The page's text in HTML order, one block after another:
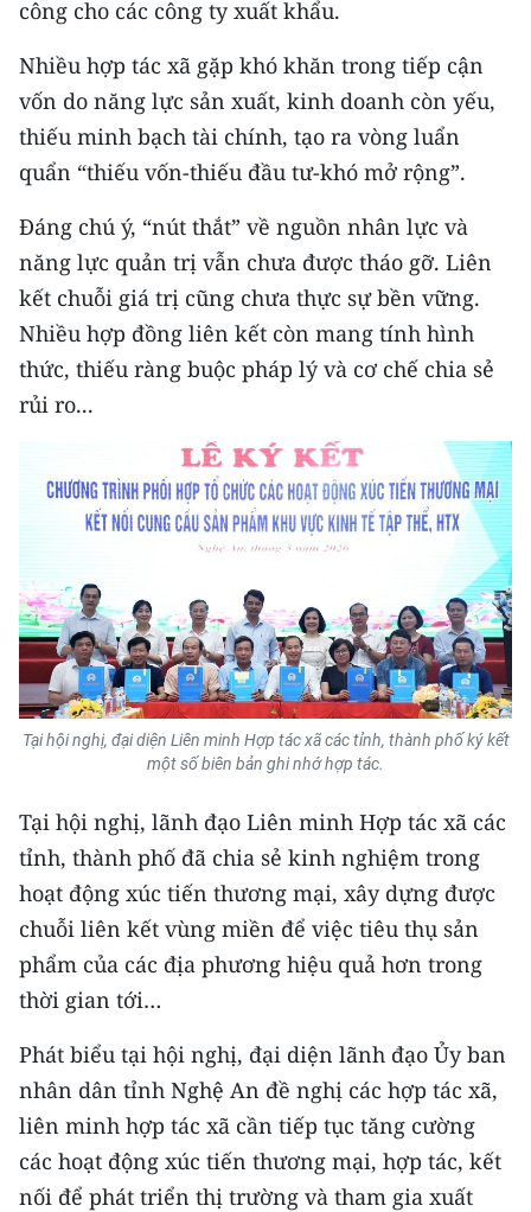
ENGLISH
中文
FRANÇAIS
РУССКИЙ
ESPAÑOL
한국어
công cho các công ty xuất khẩu.
Nhiều hợp tác xã gặp khó khăn trong tiếp cận
vốn do năng lực sản xuất, kinh doanh còn yếu,
thiếu minh bạch tài chính, tạo ra vòng luẩn
quẩn “thiếu vốn-thiếu đầu tư-khó mở rộng”.
Đáng chú ý, “nút thắt” về nguồn nhân lực và
năng lực quản trị vẫn chưa được tháo gỡ. Liên
kết chuỗi giá trị cũng chưa thực sự bền vững.
Nhiều hợp đồng liên kết còn mang tính hình
thức, thiếu ràng buộc pháp lý và cơ chế chia sẻ
rủi ro...
Tại hội nghị, đại diện Liên minh Hợp tác xã các tỉnh, thành phố ký kết
một số biên bản ghi nhớ hợp tác.
Tại hội nghị, lãnh đạo Liên minh Hợp tác xã các
tỉnh, thành phố đã chia sẻ kinh nghiệm trong
hoạt động xúc tiến thương mại, xây dựng được
chuỗi liên kết vùng miền để việc tiêu thụ sản
phẩm của các địa phương hiệu quả hơn trong
thời gian tới…
Phát biểu tại hội nghị, đại diện lãnh đạo Ủy ban
nhân dân tỉnh Nghệ An đề nghị các hợp tác xã,
liên minh hợp tác xã cần tiếp tục tăng cường
các hoạt động xúc tiến thương mại, hợp tác, kết
nối để phát triển thị trường và tham gia xuất